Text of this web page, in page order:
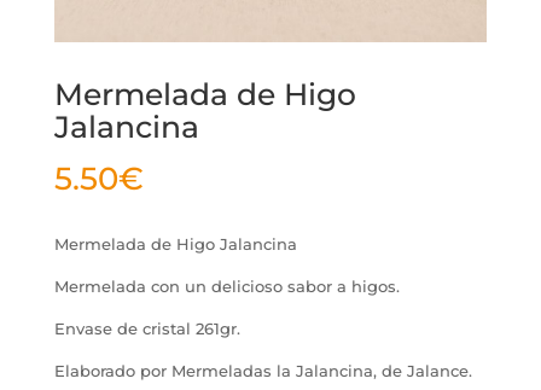
Mermelada de Higo
Jalancina
5.50€
Mermelada de Higo Jalancina
Mermelada con un delicioso sabor a higos.
Envase de cristal 261gr.
Elaborado por Mermeladas la Jalancina, de Jalance.